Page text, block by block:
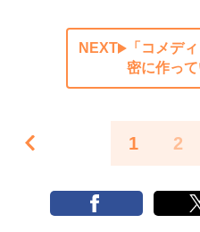
NEXT
「コメデ
密に作って
1 2